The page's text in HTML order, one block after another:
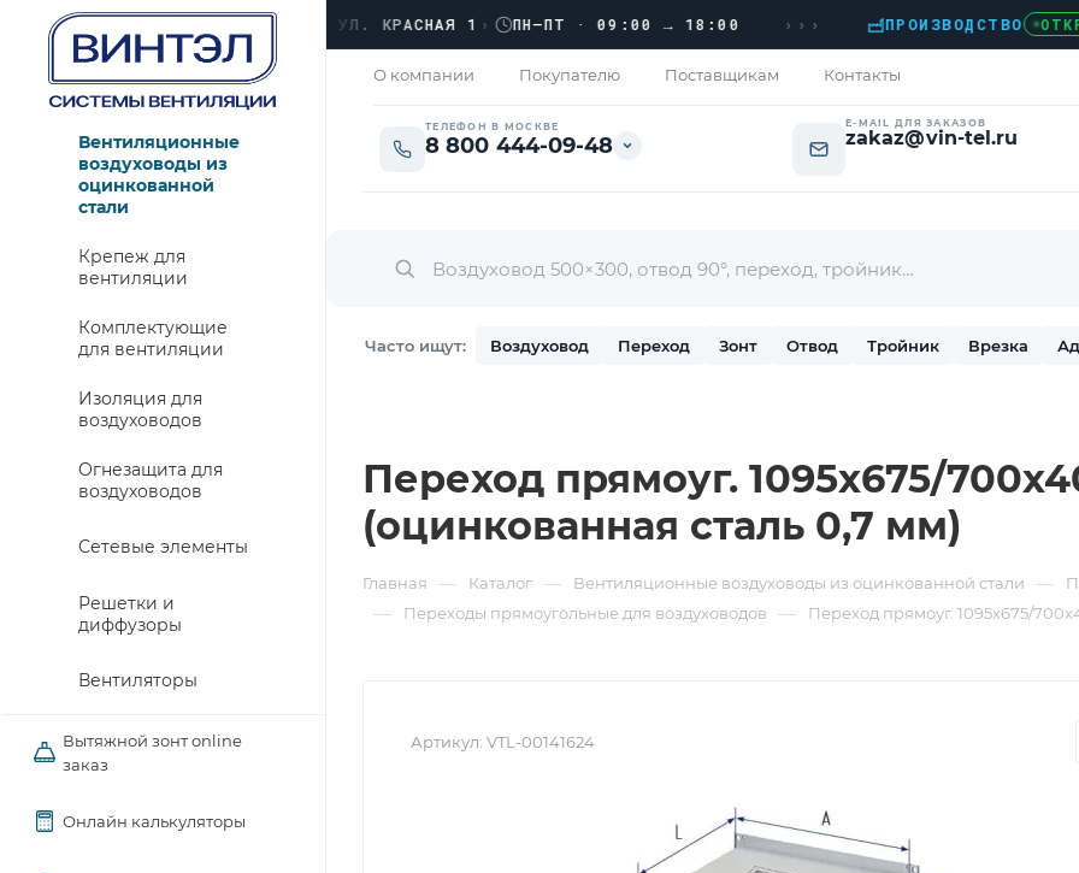
ОФИС ОТКРЫТО › ЛЮБЕРЦЫ, УЛ. КРАСНАЯ 1› ПН–ПТ · 09:00 → 18:00 ››› ПРОИЗВОДСТВО ОТКРЫТО
О компании Покупателю Поставщикам Контакты
ТЕЛЕФОН В МОСКВЕ
8 800 444-09-48
E-MAIL ДЛЯ ЗАКАЗОВ
zakaz@vin-tel.ru
Часто ищут: Воздуховод Переход Зонт Отвод Тройник Врезка
Вентиляционные
воздуховоды из
оцинкованной
стали
Крепеж для
вентиляции
Комплектующие
для вентиляции
Изоляция для
воздуховодов
Огнезащита для
воздуховодов
Сетевые элементы
Решетки и
диффузоры
Вентиляторы
Вытяжной зонт online
заказ
Онлайн калькуляторы
Переход прямоуг. 1095х675/
(оцинкованная сталь 0,7 мм)
Главная — Каталог — Вентиляционные воздуховоды из оцинкованной стали —
— Переходы прямоугольные для воздуховодов — Переход прямоуг. 1095х675/
Артикул: VTL-00141624